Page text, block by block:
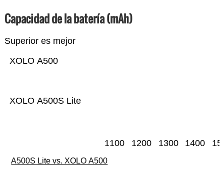
Capacidad de la batería (mAh)
Superior es mejor
XOLO A500S Lite
XOLO A500
1100 1200 1300 1400
A500S Lite vs. XOLO A500